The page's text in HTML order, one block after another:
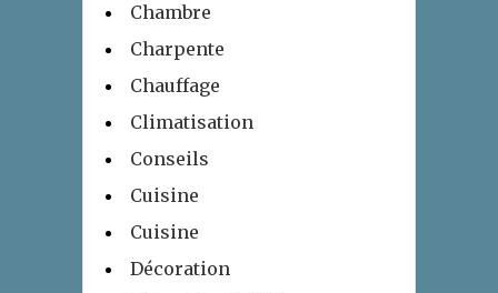
Chambre
Charpente
Chauffage
Climatisation
Conseils
Cuisine
Cuisine
Décoration